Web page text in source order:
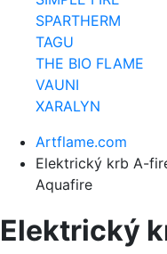
SPARTHERM
TAGU
THE BIO FLAME
VAUNI
XARALYN
Artflame.com
Elektrický krb A-
Aquafire
Elektrický